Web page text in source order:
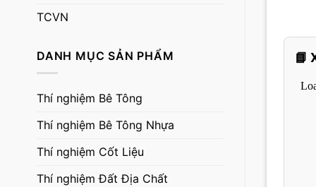
TCVN
DANH MỤC SẢN PHẨM
Thí nghiệm Bê Tông
Thí nghiệm Bê Tông Nhựa
Thí nghiệm Cốt Liệu
Thí nghiệm Đất Địa Chất
📘